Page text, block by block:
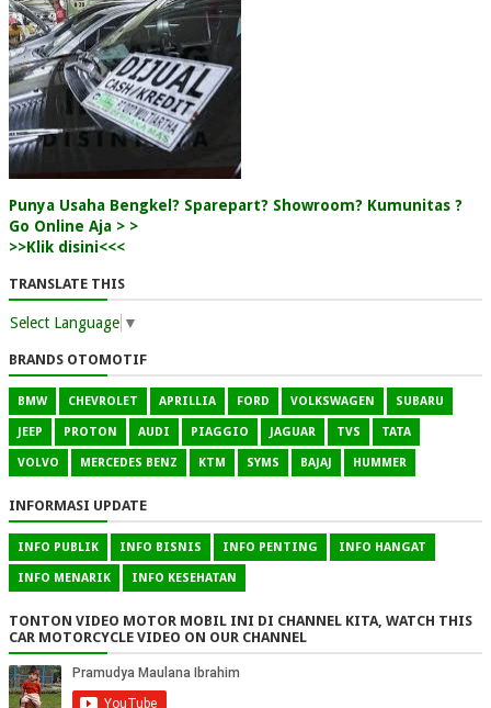
Punya Usaha Bengkel? Sparepart? Showroom? Kumunitas ?
Go Online Aja > >
>>Klik disini<<<
TRANSLATE THIS
Select Language ▼
BRANDS OTOMOTIF
BMW CHEVROLET APRILLIA FORD VOLKSWAGEN SUBARU
JEEP PROTON AUDI PIAGGIO JAGUAR TVS TATA
VOLVO MERCEDES BENZ KTM SYMS BAJAJ HUMMER
INFORMASI UPDATE
INFO PUBLIK INFO BISNIS INFO PENTING INFO HANGAT
INFO MENARIK INFO KESEHATAN
TONTON VIDEO MOTOR MOBIL INI DI CHANNEL KITA, WATCH THIS
CAR MOTORCYCLE VIDEO ON OUR CHANNEL